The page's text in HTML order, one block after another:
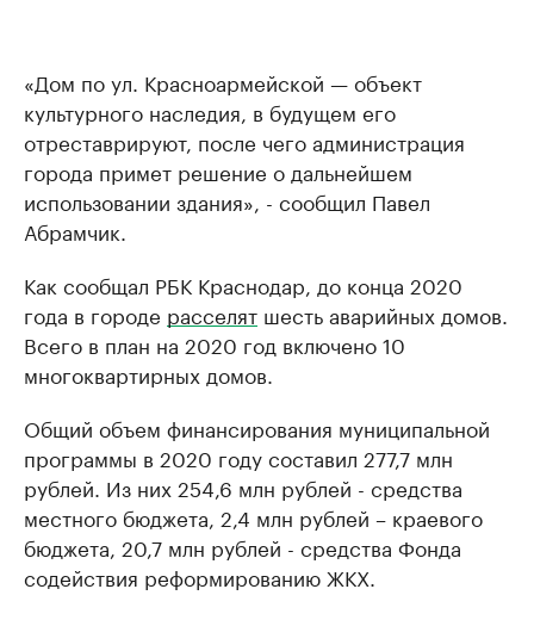
«Дом по ул. Красноармейской — объект
культурного наследия, в будущем его
отреставрируют, после чего администрация
города примет решение о дальнейшем
использовании здания», - сообщил Павел
Абрамчик.
Как сообщал РБК Краснодар, до конца 2020
года в городе расселят шесть аварийных домов.
Всего в план на 2020 год включено 10
многоквартирных домов.
Общий объем финансирования муниципальной
программы в 2020 году составил 277,7 млн
рублей. Из них 254,6 млн рублей - средства
местного бюджета, 2,4 млн рублей – краевого
бюджета, 20,7 млн рублей - средства Фонда
содействия реформированию ЖКХ.